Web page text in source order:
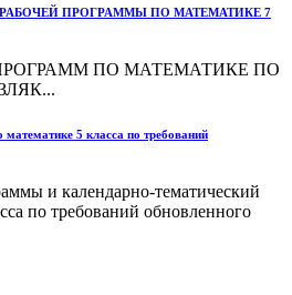
ПРОГРАММЫ ПО МАТЕМАТИКЕ 7
ПО МАТЕМАТИКЕ ПО
5 класса по требований
и календарно-тематический
по требований обновленного